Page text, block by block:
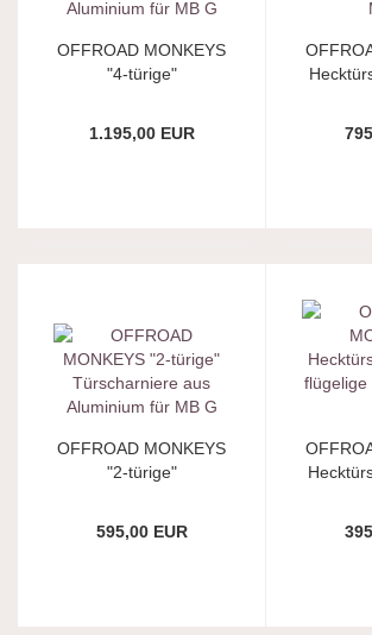
OFFROAD MONKEYS
"4-türige"
1.195,00 EUR
OFFROAD MONKEYS
"2-türige"
595,00 EUR